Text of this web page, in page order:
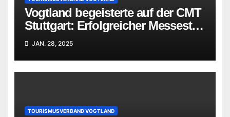
Vogtland begeisterte auf der CMT
Stuttgart: Erfolgreicher Messestart
mit Fokus auf Aktivurlaub
JAN. 28, 2025
TOURISMUSVERBAND VOGTLAND